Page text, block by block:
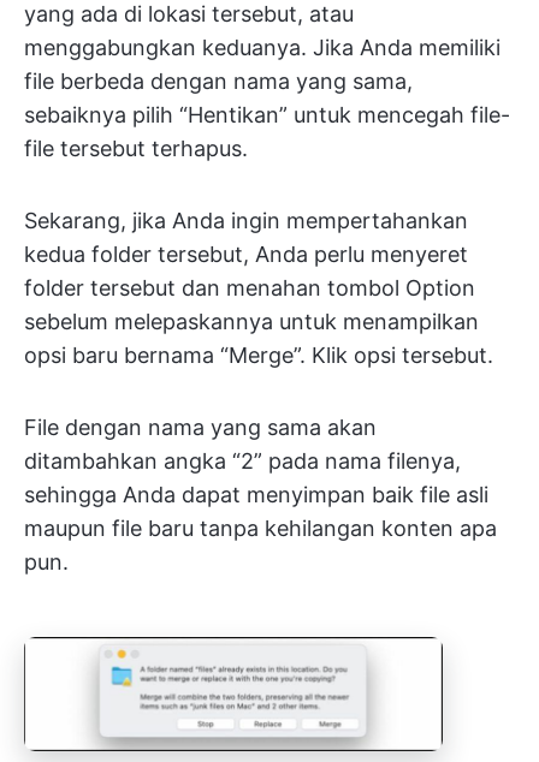
yang ada di lokasi tersebut, atau
menggabungkan keduanya. Jika Anda memiliki
file berbeda dengan nama yang sama,
sebaiknya pilih “Hentikan” untuk mencegah file-
file tersebut terhapus.
Sekarang, jika Anda ingin mempertahankan
kedua folder tersebut, Anda perlu menyeret
folder tersebut dan menahan tombol Option
sebelum melepaskannya untuk menampilkan
opsi baru bernama “Merge”. Klik opsi tersebut.
File dengan nama yang sama akan
ditambahkan angka “2” pada nama filenya,
sehingga Anda dapat menyimpan baik file asli
maupun file baru tanpa kehilangan konten apa
pun.